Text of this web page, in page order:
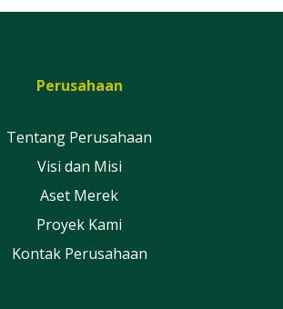
Perusahaan
Tentang Perusahaan
Visi dan Misi
Aset Merek
Proyek Kami
Kontak Perusahaan